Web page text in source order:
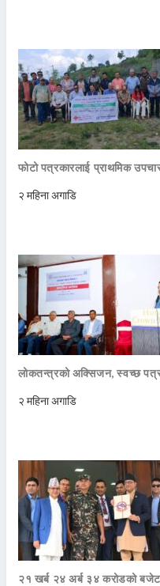
फोटो पत्रकारलाई प्राथमिक
२ महिना अगाडि
लोकतन्त्रको अक्सिजन, स्वच्छ
२ महिना अगाडि
२१ खर्ब २४ अर्ब ३४ करोडको